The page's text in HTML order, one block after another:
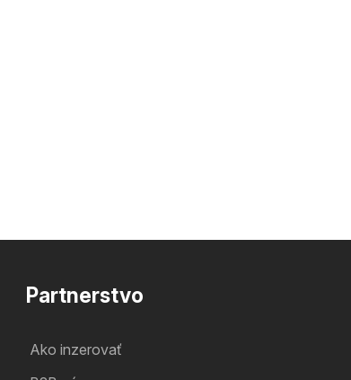
Partnerstvo
Ako inzerovať